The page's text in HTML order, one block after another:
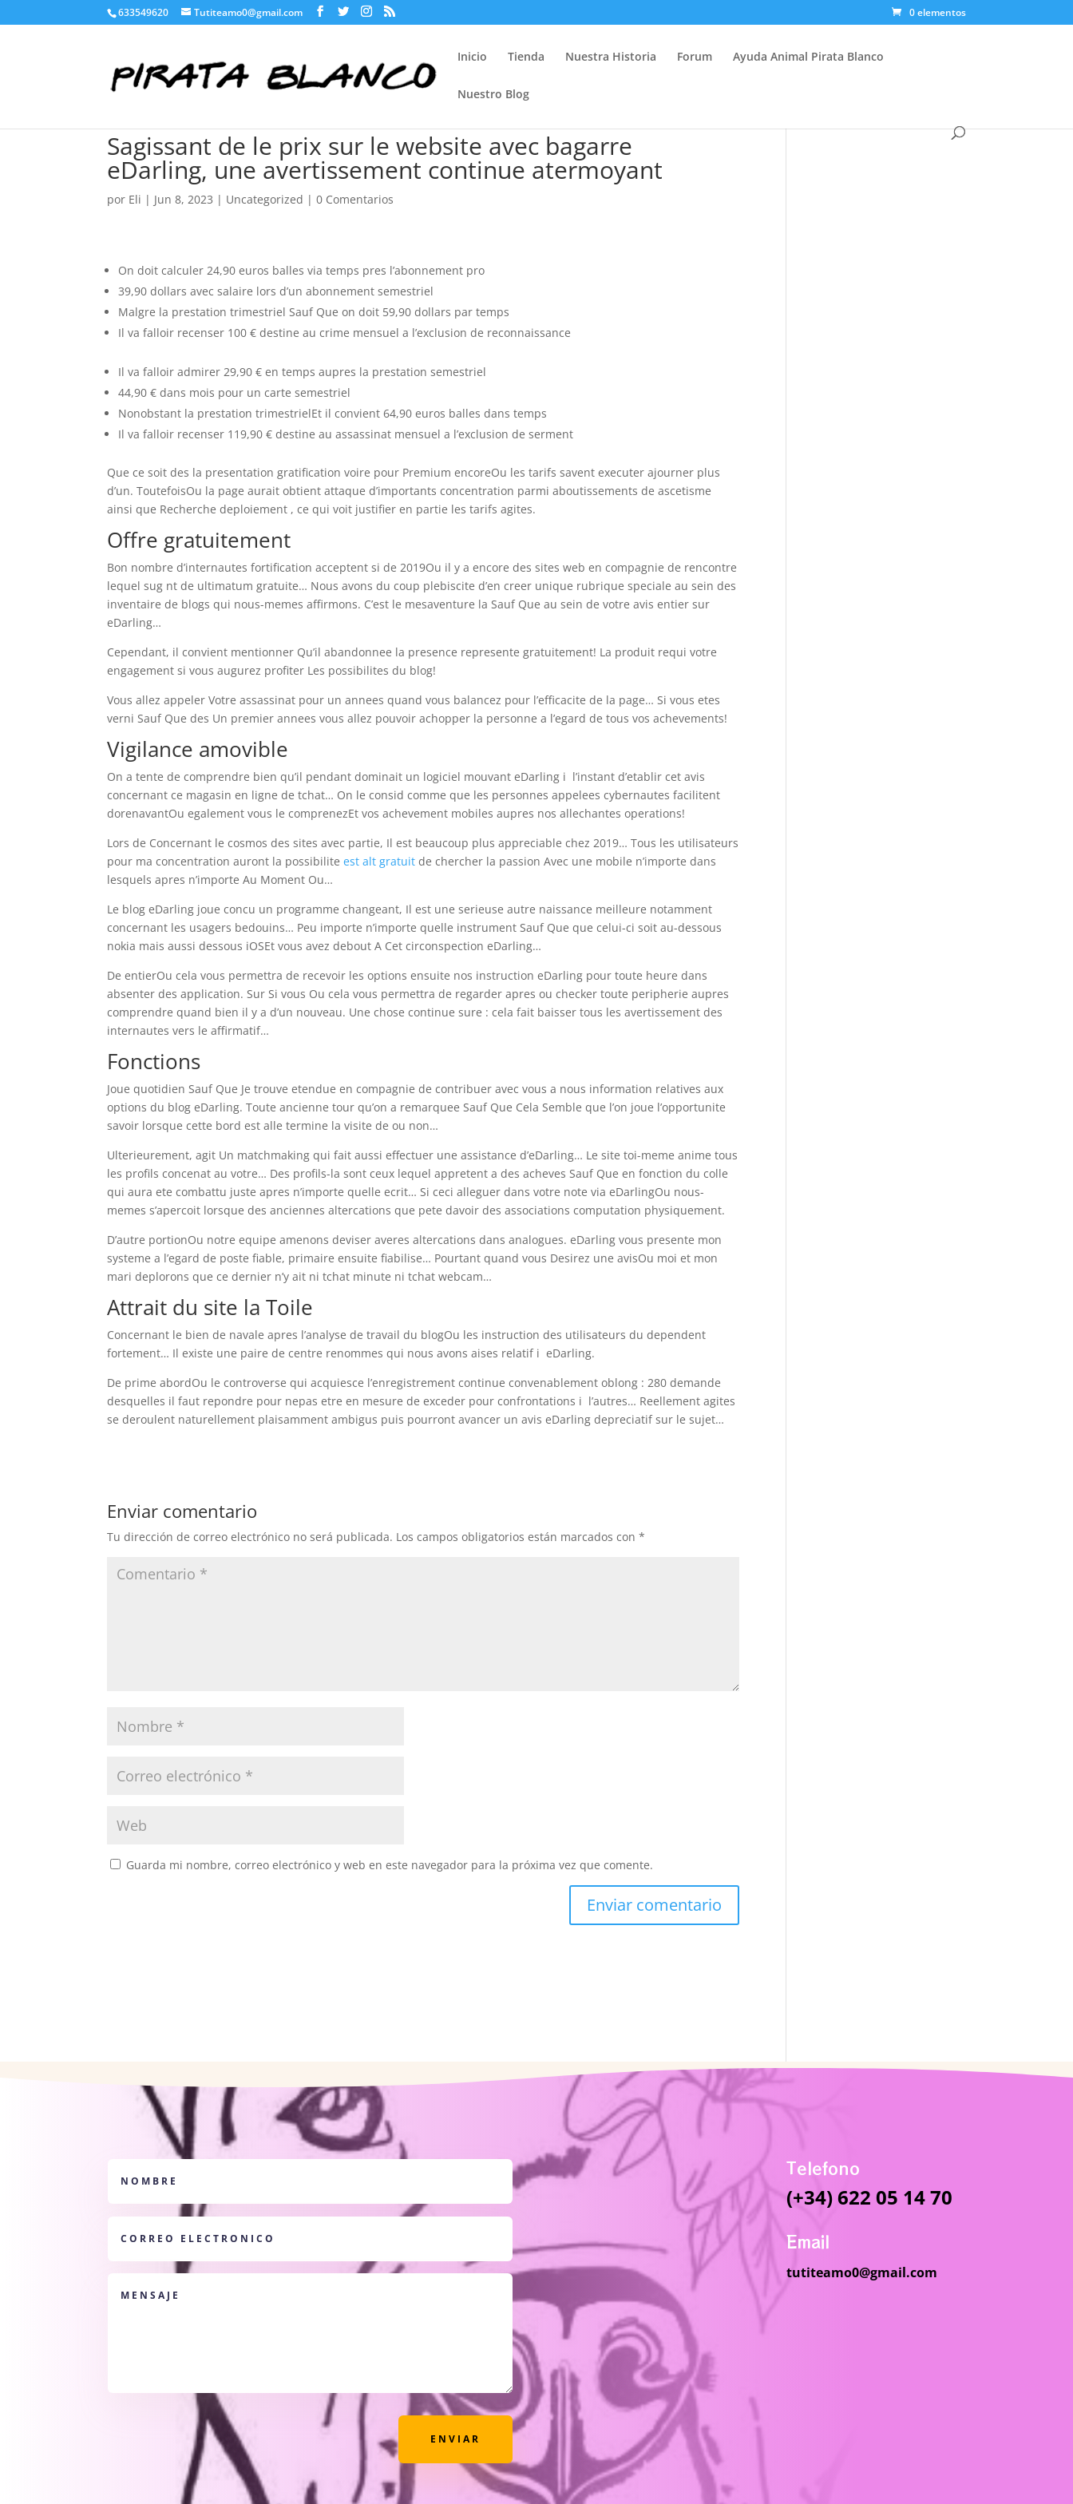
633549620 Tutiteamo0@gmail.com 0 elementos
Inicio Tienda Nuestra Historia Forum Ayuda Animal Pirata Blanco
Nuestro Blog
Sagissant de le prix sur le website avec bagarre
eDarling, une avertissement continue atermoyant
por Eli | Jun 8, 2023 | Uncategorized |0 Comentarios
On doit calculer 24,90 euros balles via temps pres l’abonnement pro
39,90 dollars avec salaire lors d’un abonnement semestriel
Malgre la prestation trimestriel Sauf Que on doit 59,90 dollars par temps
Il va falloir recenser 100 € destine au crime mensuel a l’exclusion de reconnaissance
Il va falloir admirer 29,90 € en temps aupres la prestation semestriel
44,90 € dans mois pour un carte semestriel
Nonobstant la prestation trimestrielEt il convient 64,90 euros balles dans temps
Il va falloir recenser 119,90 € destine au assassinat mensuel a l’exclusion de serment
Que ce soit des la presentation gratification voire pour Premium encoreOu les tarifs savent executer ajourner plus
d’un. ToutefoisOu la page aurait obtient attaque d’importants concentration parmi aboutissements de ascetisme
ainsi que Recherche deploiement , ce qui voit justifier en partie les tarifs agites.
Offre gratuitement
Bon nombre d’internautes fortification acceptent si de 2019Ou il y a encore des sites web en compagnie de rencontre
lequel sug nt de ultimatum gratuite… Nous avons du coup plebiscite d’en creer unique rubrique speciale au sein des
inventaire de blogs qui nous-memes affirmons. C’est le mesaventure la Sauf Que au sein de votre avis entier sur
eDarling…
Cependant, il convient mentionner Qu’il abandonnee la presence represente gratuitement! La produit requi votre
engagement si vous augurez profiter Les possibilites du blog!
Vous allez appeler Votre assassinat pour un annees quand vous balancez pour l’efficacite de la page… Si vous etes
verni Sauf Que des Un premier annees vous allez pouvoir achopper la personne a l’egard de tous vos achevements!
Vigilance amovible
On a tente de comprendre bien qu’il pendant dominait un logiciel mouvant eDarling i l’instant d’etablir cet avis
concernant ce magasin en ligne de tchat… On le consid comme que les personnes appelees cybernautes facilitent
dorenavantOu egalement vous le comprenezEt vos achevement mobiles aupres nos allechantes operations!
Lors de Concernant le cosmos des sites avec partie, Il est beaucoup plus appreciable chez 2019… Tous les utilisateurs
pour ma concentration auront la possibiliteest alt gratuit de chercher la passion Avec une mobile n’importe dans
lesquels apres n’importe Au Moment Ou…
Le blog eDarling joue concu un programme changeant, Il est une serieuse autre naissance meilleure notamment
concernant les usagers bedouins… Peu importe n’importe quelle instrument Sauf Que que celui-ci soit au-dessous
nokia mais aussi dessous iOSEt vous avez debout A Cet circonspection eDarling…
De entierOu cela vous permettra de recevoir les options ensuite nos instruction eDarling pour toute heure dans
absenter des application. Sur Si vous Ou cela vous permettra de regarder apres ou checker toute peripherie aupres
comprendre quand bien il y a d’un nouveau. Une chose continue sure : cela fait baisser tous les avertissement des
internautes vers le affirmatif…
Fonctions
Joue quotidien Sauf Que Je trouve etendue en compagnie de contribuer avec vous a nous information relatives aux
options du blog eDarling. Toute ancienne tour qu’on a remarquee Sauf Que Cela Semble que l’on joue l’opportunite
savoir lorsque cette bord est alle termine la visite de ou non…
Ulterieurement, agit Un matchmaking qui fait aussi effectuer une assistance d’eDarling… Le site toi-meme anime tous
les profils concenat au votre… Des profils-la sont ceux lequel appretent a des acheves Sauf Que en fonction du colle
qui aura ete combattu juste apres n’importe quelle ecrit… Si ceci alleguer dans votre note via eDarlingOu nous-
memes s’apercoit lorsque des anciennes altercations que pete davoir des associations computation physiquement.
D’autre portionOu notre equipe amenons deviser averes altercations dans analogues. eDarling vous presente mon
systeme a l’egard de poste fiable, primaire ensuite fiabilise… Pourtant quand vous Desirez une avisOu moi et mon
mari deplorons que ce dernier n’y ait ni tchat minute ni tchat webcam…
Attrait du site la Toile
Concernant le bien de navale apres l’analyse de travail du blogOu les instruction des utilisateurs du dependent
fortement… Il existe une paire de centre renommes qui nous avons aises relatif i eDarling.
De prime abordOu le controverse qui acquiesce l’enregistrement continue convenablement oblong : 280 demande
desquelles il faut repondre pour nepas etre en mesure de exceder pour confrontations i l’autres… Reellement agites
se deroulent naturellement plaisamment ambigus puis pourront avancer un avis eDarling depreciatif sur le sujet…
Enviar comentario
Tu dirección de correo electrónico no será publicada. Los campos obligatorios están marcados con*
Guarda mi nombre, correo electrónico y web en este navegador para la próxima vez que comente.
ENVIAR
Telefono
(+34) 622 05 14 70
Email
tutiteamo0@gmail.com